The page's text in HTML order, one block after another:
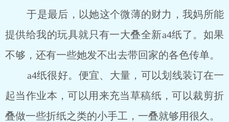
于是最后，以她这个微薄的财力，我妈所能
提供给我的玩具就只有一大叠全新a4纸了。如果
不够，还有一些她发不出去带回家的各色传单。
a4纸很好。便宜、大量，可以划线装订在一
起当作业本，可以用来充当草稿纸，可以裁剪折
叠做一些折纸之类的小手工，一叠就够用很久。